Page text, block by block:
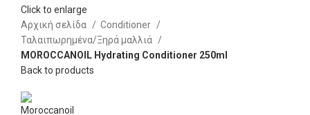
Click to enlarge
Αρχική σελίδα
Conditioner
Ταλαιπωρημένα/Ξηρά μαλλιά
MOROCCANOIL Hydrating Conditioner 250ml
Back to products